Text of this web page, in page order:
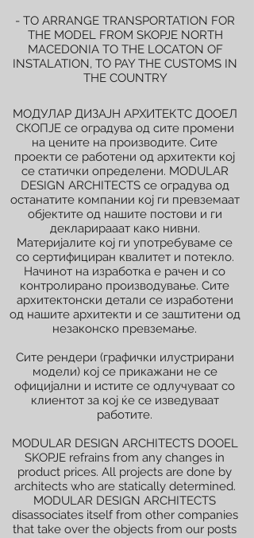
- TO ARRANGE TRANSPORTATION FOR
THE MODEL FROM SKOPJE NORTH
MACEDONIA TO THE LOCATON OF
INSTALATION, TO PAY THE CUSTOMS IN
THE COUNTRY
МОДУЛАР ДИЗАЈН АРХИТЕКТС ДООЕЛ
СКОПЈЕ се оградува од сите промени
на цените на производите. Сите
проекти се работени од архитекти кој
се статички определени. MODULAR
DESIGN ARCHITECTS се оградува од
останатите компании кој ги превземаат
објектите од нашите постови и ги
декларирааат како нивни.
Материјалите кој ги употребуваме се
со сертифициран квалитет и потекло.
Начинот на изработка е рачен и со
контролирано производување. Сите
архитектонски детали се изработени
од нашите архитекти и се заштитени од
незаконско превземање.
Сите рендери (графички илустрирани
модели) кој се прикажани не се
официјални и истите се одлучуваат со
клиентот за кој ќе се изведуваат
работите.
MODULAR DESIGN ARCHITECTS DOOEL
SKOPJE refrains from any changes in
product prices. All projects are done by
architects who are statically determined.
MODULAR DESIGN ARCHITECTS
disassociates itself from other companies
that take over the objects from our posts